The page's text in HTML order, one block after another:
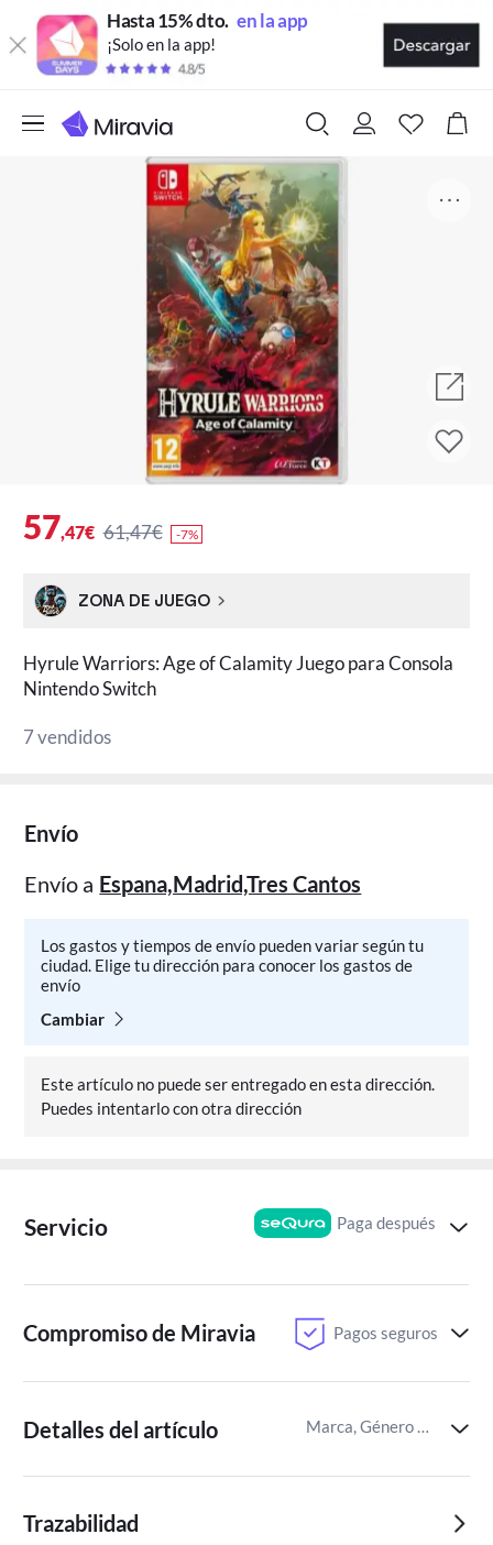
Hasta 15% dto. en la app
¡Solo en la app!
57,47€ 61,47€ -7%
ZONA DE JUEGO
Hyrule Warriors: Age of Calamity Juego para Consola
Nintendo Switch
7 vendidos
Envío
Envío a Espana,Madrid,Tres Cantos
Los gastos y tiempos de envío pueden variar según tu
ciudad. Elige tu dirección para conocer los gastos de
envío
Cambiar
Este artículo no puede ser entregado en esta dirección.
Puedes intentarlo con otra dirección
Servicio Paga después
Compromiso de Miravia Pagos seguros
Detalles del artículo Marca, Género del juego,Recomendación por edades para juegos
Trazabilidad